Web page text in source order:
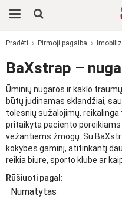
Pradėti Pirmoji pagalba
BaXstrap –
Ūminių nugaros ir kaklo
būtų judinamas sklandžiai,
tolesnių sužalojimų,
pritaikyta paciento
vežantiems žmogų. Su
kokybės gaminį, atitinkantį
reikia biure, sporto klube ar
Rūšiuoti pagal: